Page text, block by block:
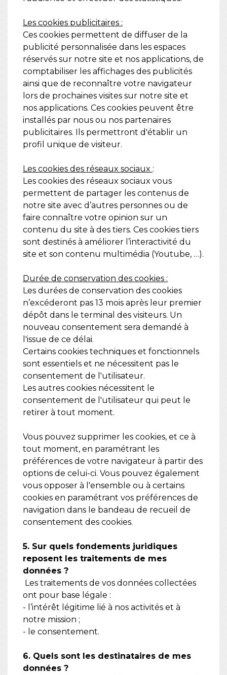
Les cookies publicitaires :
Ces cookies permettent de diffuser de la
publicité personnalisée dans les espaces
réservés sur notre site et nos applications, de
comptabiliser les affichages des publicités
ainsi que de reconnaître votre navigateur
lors de prochaines visites sur notre site et
nos applications. Ces cookies peuvent être
installés par nous ou nos partenaires
publicitaires. Ils permettront d'établir un
profil unique de visiteur.
Les cookies des réseaux sociaux :
Les cookies des réseaux sociaux vous
permettent de partager les contenus de
notre site avec d’autres personnes ou de
faire connaître votre opinion sur un
contenu du site à des tiers. Ces cookies tiers
sont destinés à améliorer l’interactivité du
site et son contenu multimédia (Youtube, …).
Durée de conservation des cookies :
Les durées de conservation des cookies
n’excéderont pas 13 mois après leur premier
dépôt dans le terminal des visiteurs. Un
nouveau consentement sera demandé à
l'issue de ce délai.
Certains cookies techniques et fonctionnels
sont essentiels et ne nécessitent pas le
consentement de l'utilisateur.
Les autres cookies nécessitent le
consentement de l'utilisateur qui peut le
retirer à tout moment.
Vous pouvez supprimer les cookies, et ce à
tout moment, en paramétrant les
préférences de votre navigateur à partir des
options de celui-ci. Vous pouvez également
vous opposer à l'ensemble ou à certains
cookies en paramétrant vos préférences de
navigation dans le bandeau de recueil de
consentement des cookies.
5. Sur quels fondements juridiques
reposent les traitements de mes
données ?
Les traitements de vos données collectées
ont pour base légale :
- l’intérêt légitime lié à nos activités et à
notre mission ;
- le consentement.
6. Quels sont les destinataires de mes
données ?